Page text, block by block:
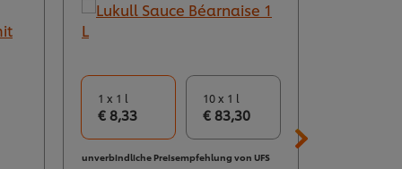
1 x 1 l
€ 8,33
10 x 1 l
€ 83,30
unverbindliche Preisempfehlung von UFS